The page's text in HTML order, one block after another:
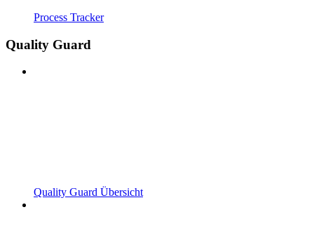
Process Tracker
Quality Guard
Quality Guard Übersicht